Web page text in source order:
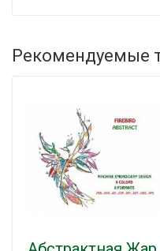
Рекомендуемые